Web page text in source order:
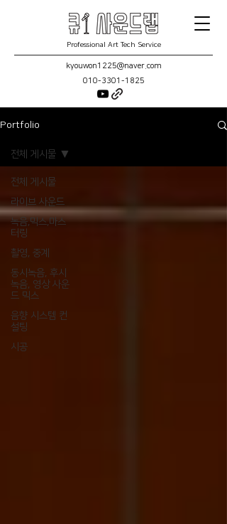
Professional Art Tech Service
kyouwon1225@naver.com
010-3301-1825
Portfolio
전체 게시물
라이브 사운드
녹음,믹스,마스
터링
촬영, 중계
동시녹음, 후시
녹음, 영상 사운
드 믹스
음향 시스템 컨
설팅
시공
전체 게시물